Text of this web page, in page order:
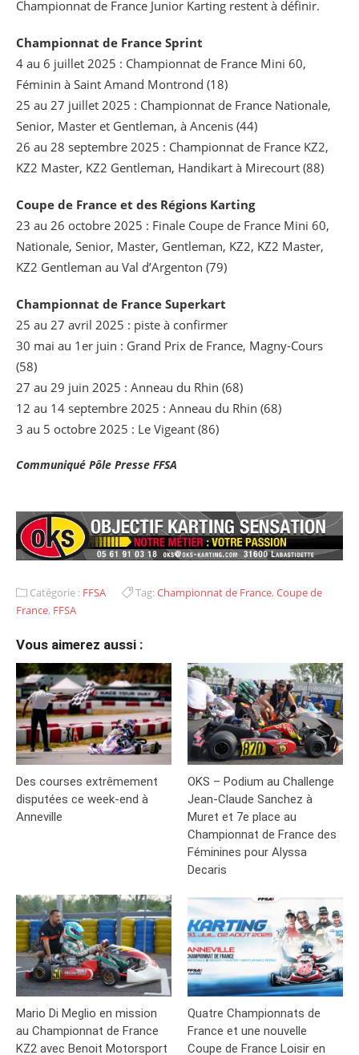
Championnat de France Junior Karting restent à définir.
Championnat de France Sprint
4 au 6 juillet 2025 : Championnat de France Mini 60,
Féminin à Saint Amand Montrond (18)
25 au 27 juillet 2025 : Championnat de France Nationale,
Senior, Master et Gentleman, à Ancenis (44)
26 au 28 septembre 2025 : Championnat de France KZ2,
KZ2 Master, KZ2 Gentleman, Handikart à Mirecourt (88)
Coupe de France et des Régions Karting
23 au 26 octobre 2025 : Finale Coupe de France Mini 60,
Nationale, Senior, Master, Gentleman, KZ2, KZ2 Master,
KZ2 Gentleman au Val d’Argenton (79)
Championnat de France Superkart
25 au 27 avril 2025 : piste à confirmer
30 mai au 1er juin : Grand Prix de France, Magny-Cours
(58)
27 au 29 juin 2025 : Anneau du Rhin (68)
12 au 14 septembre 2025 : Anneau du Rhin (68)
3 au 5 octobre 2025 : Le Vigeant (86)
Communiqué Pôle Presse FFSA
Catégorie : FFSA Tag:Championnat de France, Coupe de
France, FFSA
Vous aimerez aussi :
Des courses extrêmement
disputées ce week-end à
Anneville
OKS – Podium au Challenge
Jean-Claude Sanchez à
Muret et 7e place au
Championnat de France des
Féminines pour Alyssa
Decaris
Mario Di Meglio en mission
au Championnat de France
KZ2 avec Benoit Motorsport
Quatre Championnats de
France et une nouvelle
Coupe de France Loisir en